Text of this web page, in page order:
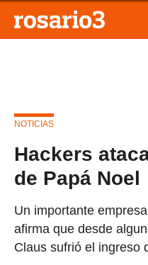
NOTICIAS
Hackers
de Papá Noel
Un importante
afirma que desde
Claus sufrió el ingreso